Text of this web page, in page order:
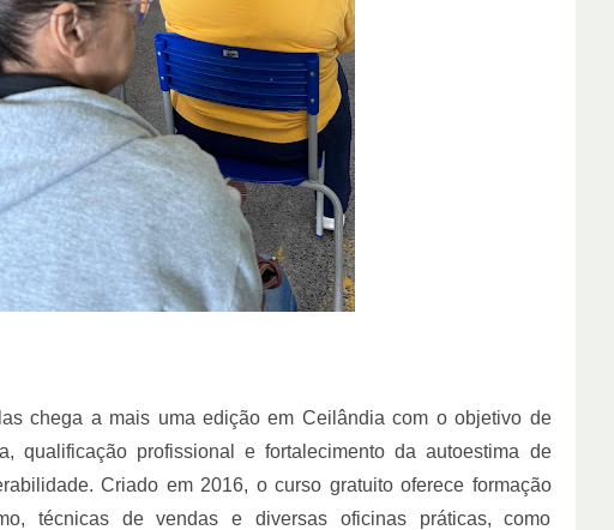
chega a mais uma edição em Ceilândia com o objetivo de
qualificação profissional e fortalecimento da autoestima de
Criado em 2016, o curso gratuito oferece formação
técnicas de vendas e diversas oficinas práticas, como